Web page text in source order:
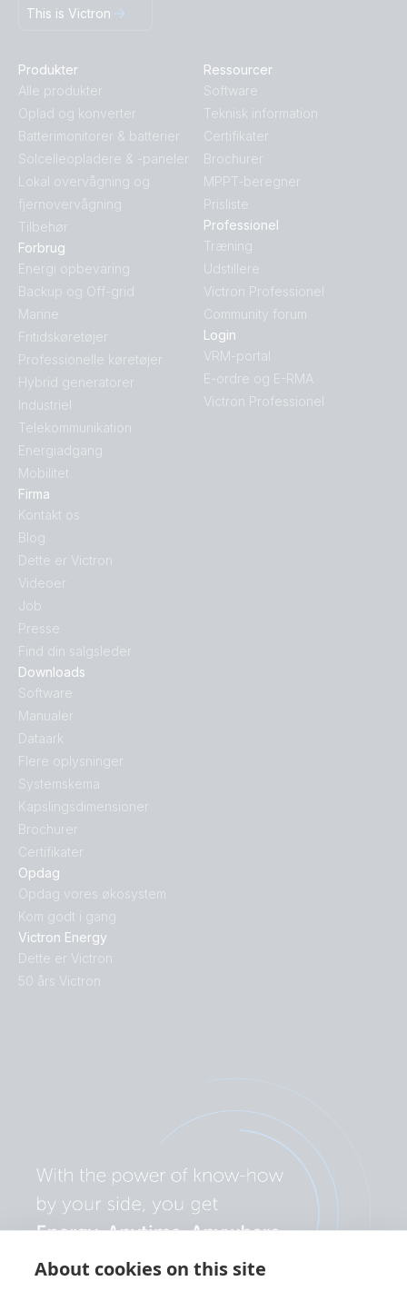
About cookies on this site
This is Victron
Produkter
Alle produkter
Oplad og konverter
Batterimonitorer & batterier
Solcelleopladere & -paneler
Lokal overvågning og
fjernovervågning
Tilbehør
Opdag
Opdag vores økosystem
Kom godt i gang
Victron Energy
Dette er Victron
50 års Victron
Downloads
Software
Manualer
Dataark
Flere oplysninger
Systemskema
Kapslingsdimensioner
Brochurer
Certifikater
Forbrug
Energi opbevaring
Backup og Off-grid
Marine
Fritidskøretøjer
Professionelle køretøjer
Hybrid generatorer
Industriel
Telekommunikation
Energiadgang
Mobilitet
Firma
Kontakt os
Blog
Dette er Victron
Videoer
Job
Presse
Find din salgsleder
Ressourcer
Software
Teknisk information
Certifikater
Brochurer
MPPT-beregner
Prisliste
Professionel
Træning
Udstillere
Victron Professionel
Community forum
Login
VRM-portal
E-ordre og E-RMA
Victron Professionel